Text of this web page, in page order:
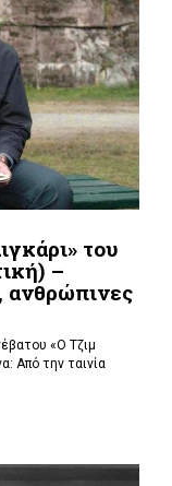
του
–
ανθρώπινες
«Ο Τζιμ
Από την ταινία